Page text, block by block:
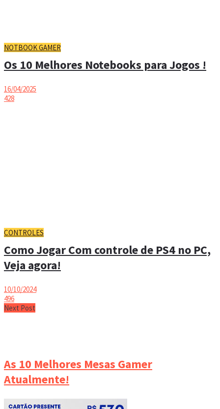
NOTBOOK GAMER
Os 10 Melhores Notebooks para Jogos !
16/04/2025
428
CONTROLES
Como Jogar Com controle de PS4 no PC,
Veja agora!
10/10/2024
496
Next Post
As 10 Melhores Mesas Gamer
Atualmente!